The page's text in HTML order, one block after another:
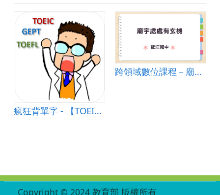
瘋狂背單字 - 【TOEIC + TOEFL + 全民英檢】
跨領域數位課程－廟宇處處有玄機
Copyright © 2024 教育部 版權所有